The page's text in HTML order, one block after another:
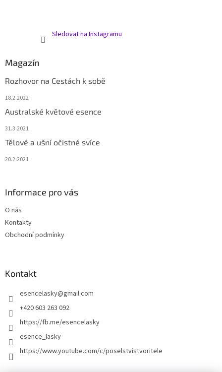
Sledovat na Instagramu
Magazín
Rozhovor na Cestách k sobě
18.2.2022
Australské květové esence
31.3.2021
Tělové a ušní očistné svíce
20.2.2021
Informace pro vás
O nás
Kontakty
Obchodní podmínky
Kontakt
esencelasky@gmail.com
+420 603 263 092
https://fb.me/esencelasky
esence_lasky
https://www.youtube.com/c/poselstvistvoritele